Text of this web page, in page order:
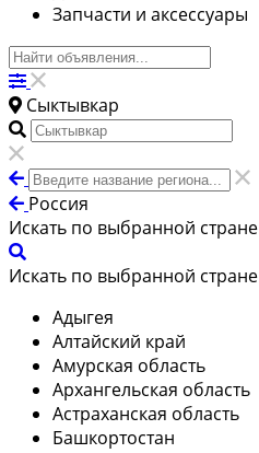
Запчасти и аксессуары
Сыктывкар
Россия
Искать по выбранной стране
Искать по выбранной стране
Адыгея
Алтайский край
Амурская область
Архангельская область
Астраханская область
Башкортостан